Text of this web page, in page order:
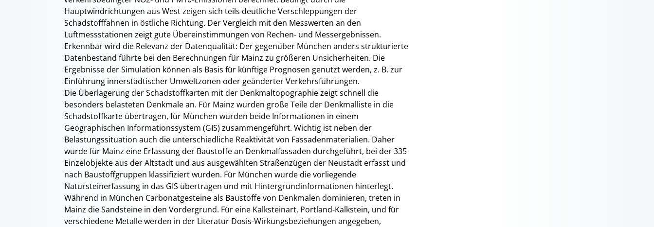
Hauptwindrichtungen aus West zeigen sich teils deutliche Verschleppungen der
Schadstofffahnen in östliche Richtung. Der Vergleich mit den Messwerten an den
Luftmessstationen zeigt gute Übereinstimmungen von Rechen- und Messergebnissen.
Erkennbar wird die Relevanz der Datenqualität: Der gegenüber München anders strukturierte
Datenbestand führte bei den Berechnungen für Mainz zu größeren Unsicherheiten. Die
Ergebnisse der Simulation können als Basis für künftige Prognosen genutzt werden, z. B. zur
Einführung innerstädtischer Umweltzonen oder geänderter Verkehrsführungen.
Die Überlagerung der Schadstoffkarten mit der Denkmaltopographie zeigt schnell die
besonders belasteten Denkmale an. Für Mainz wurden große Teile der Denkmalliste in die
Schadstoffkarte übertragen, für München wurden beide Informationen in einem
Geographischen Informationssystem (GIS) zusammengeführt. Wichtig ist neben der
Belastungssituation auch die unterschiedliche Reaktivität von Fassadenmaterialien. Daher
wurde für Mainz eine Erfassung der Baustoffe an Denkmalfassaden durchgeführt, bei der 335
Einzelobjekte aus der Altstadt und aus ausgewählten Straßenzügen der Neustadt erfasst und
nach Baustoffgruppen klassifiziert wurden. Für München wurde die vorliegende
Natursteinerfassung in das GIS übertragen und mit Hintergrundinformationen hinterlegt.
Während in München Carbonatgesteine als Baustoffe von Denkmalen dominieren, treten in
Mainz die Sandsteine in den Vordergrund. Für eine Kalksteinart, Portland-Kalkstein, und für
verschiedene Metalle werden in der Literatur Dosis-Wirkungsbeziehungen angegeben,